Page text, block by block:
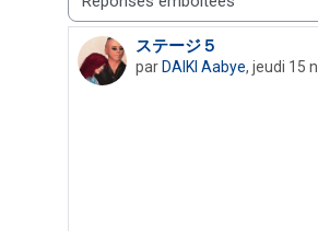
Type d’affichage
ステージ５
parDAIKI Aabye, jeudi 15
Nombre de réponses : 0